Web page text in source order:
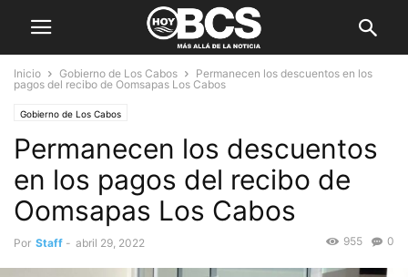
Inicio Gobierno de Los Cabos
Permanecen los descuentos en los
pagos del recibo de Oomsapas Los Cabos
Gobierno de Los Cabos
Permanecen los descuentos
en los pagos del recibo de
Oomsapas Los Cabos
Por Staff - abril 29, 2022 0
955